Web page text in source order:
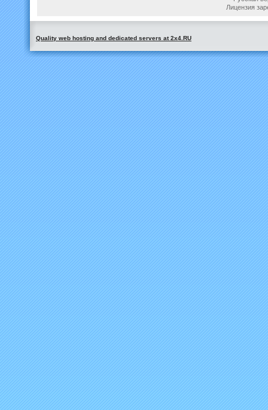
Лицензия
Quality web hosting and dedicated servers at 2x4.RU